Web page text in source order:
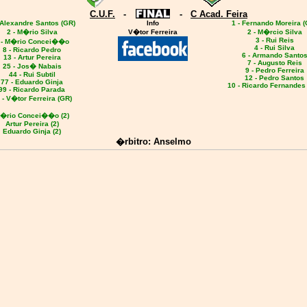
C.U.F. - - C Acad. Feira
Santos (GR)
2 - M�rio Silva
- M�rio Concei��o
8 - Ricardo Pedro
13 - Artur Pereira
25 - Jos� Nabais
44 - Rui Subtil
77 - Eduardo Ginja
- Ricardo Parada
- V�tor Ferreira (GR)
Concei��o (2)
Artur Pereira (2)
Eduardo Ginja (2)
Info
V�tor Ferreira
1 - Fernando Moreira
2 - M�rcio Silva
3 - Rui Reis
4 - Rui Silva
6 - Armando Santos
7 - Augusto Reis
9 - Pedro Ferreira
12 - Pedro Santos
10 - Ricardo Fernandes
�rbitro: Anselmo